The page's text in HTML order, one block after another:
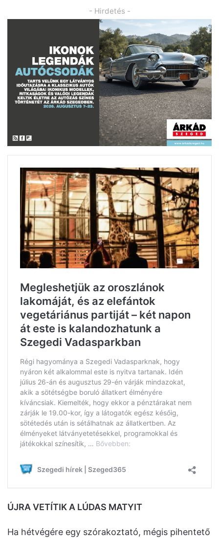
- Hirdetés -
ÚJRA VETÍTIK A LÚDAS MATYIT
Ha hétvégére egy szórakoztató, mégis pihentető